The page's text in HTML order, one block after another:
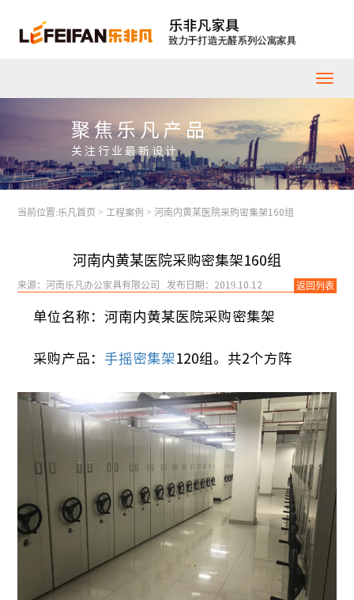
聚焦乐凡产品
关注行业最新设计
当前位置:乐凡首页 > 工程案例 > 河南内黄某医院采购密集架160组
河南内黄某医院采购密集架160组
来源：河南乐凡办公家具有限公司 发布日期：2019.10.12 返回列表
单位名称：河南内黄某医院采购密集架
采购产品：手摇密集架120组。共2个方阵